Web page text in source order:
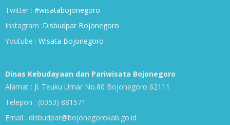
Twitter : #wisatabojonegoro
Instagram :Disbudpar Bojonegoro
Youtube : Wisata Bojonegoro
Dinas Kebudayaan dan Pariwisata Bojonegoro
Alamat : Jl. Teuku Umar No.80 Bojonegoro 62111
Telepon : (0353) 881571
Email : disbudpar@bojonegorokab.go.id